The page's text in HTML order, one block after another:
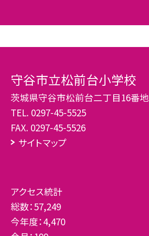
守谷市立松前台小学校
茨城県守谷市松前台二丁目16番地
TEL. 0297-45-5525
FAX. 0297-45-5526
サイトマップ
アクセス統計
総数：57,249
今年度：4,470